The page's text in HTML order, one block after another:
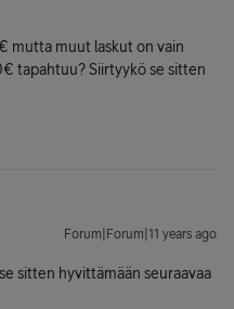
mutta muut laskut on vain
tapahtuu? Siirtyykö se sitten
Forum|Forum|11 years ago
sitten hyvittämään seuraavaa